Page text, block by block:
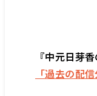
『中元日芽
「過去の配